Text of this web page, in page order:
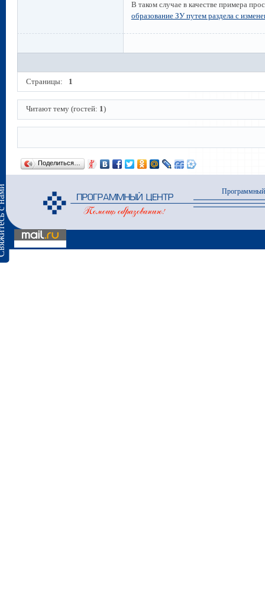
нами
В таком случае в качестве примера
образование ЗУ путем раздела с
Страницы: 1
Читают тему (гостей: 1)
Поделиться…